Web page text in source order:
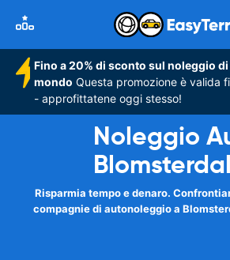
Fino a 20% di sconto sul noleggio
mondo Questa promozione è valida
- approfittatene oggi stesso!
Noleggio
Risparmia tempo e denaro.
compagnie di autonoleggio a